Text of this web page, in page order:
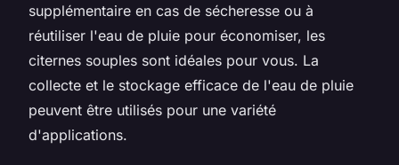
supplémentaire en cas de sécheresse ou à
réutiliser l'eau de pluie pour économiser, les
citernes souples sont idéales pour vous. La
collecte et le stockage efficace de l'eau de pluie
peuvent être utilisés pour une variété
d'applications.